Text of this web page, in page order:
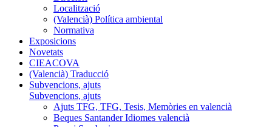
Localització
(Valencià) Política ambiental
Normativa
Exposicions
Novetats
CIEACOVA
(Valencià) Traducció
Subvencions, ajuts
Subvencions, ajuts
Ajuts TFG, TFG, Tesis, Memòries en valencià
Beques Santander Idiomes valencià